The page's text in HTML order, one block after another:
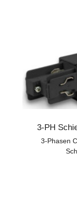
3-PH
3-Phasen